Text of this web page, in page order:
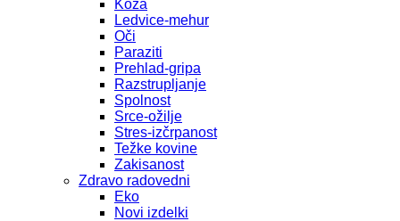
Koža
Ledvice-mehur
Oči
Paraziti
Prehlad-gripa
Razstrupljanje
Spolnost
Srce-ožilje
Stres-izčrpanost
Težke kovine
Zakisanost
Zdravo radovedni
Eko
Novi izdelki